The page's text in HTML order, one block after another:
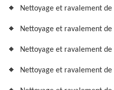
Nettoyage et ravalement
Nettoyage et ravalement
Nettoyage et ravalement
Nettoyage et ravalement de